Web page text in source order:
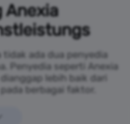
Anexia
tidak ada dua penyedia
Penyedia seperti Anexia
lebih baik dari
berbagai faktor.